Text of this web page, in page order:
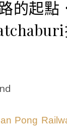
的起點